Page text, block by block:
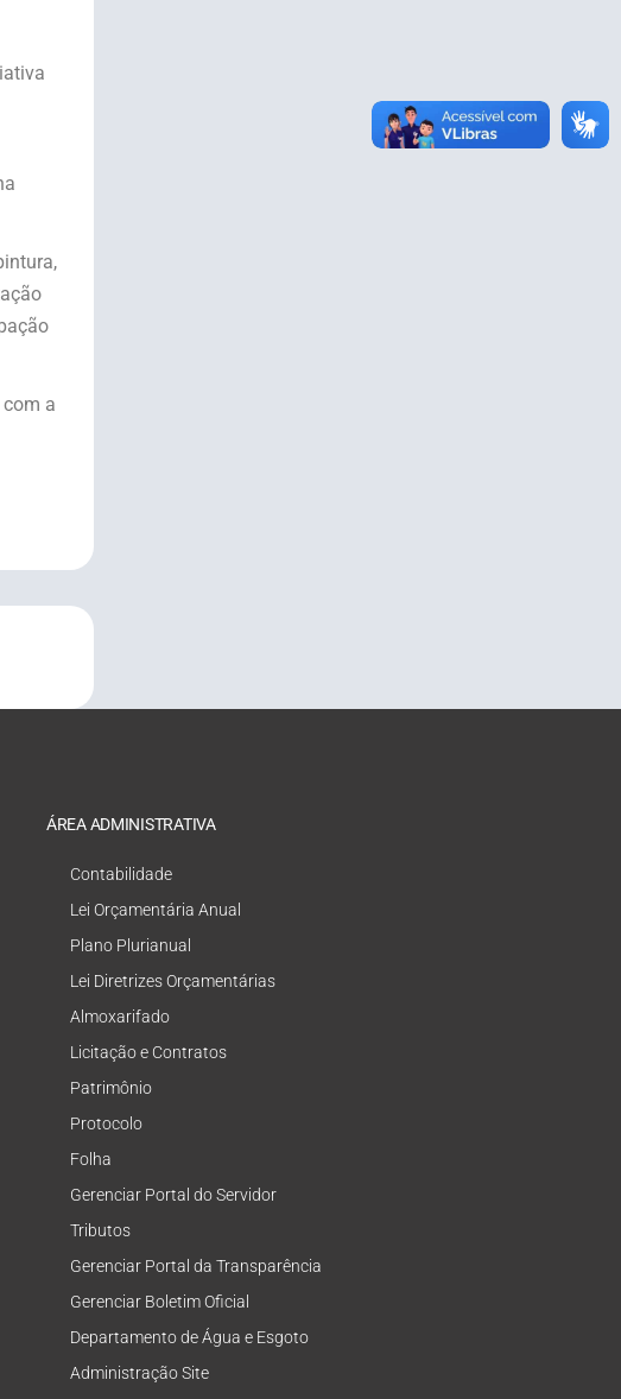
a
ÁREA ADMINISTRATIVA
Contabilidade
Lei Orçamentária Anual
Plano Plurianual
Lei Diretrizes Orçamentárias
Almoxarifado
Licitação e Contratos
Patrimônio
Protocolo
Folha
Gerenciar Portal do Servidor
Tributos
Gerenciar Portal da Transparência
Gerenciar Boletim Oficial
Departamento de Água e Esgoto
Administração Site